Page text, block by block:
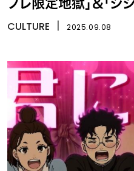
プレ限定地獄」＆「ジ
CULTURE 2025.09.08